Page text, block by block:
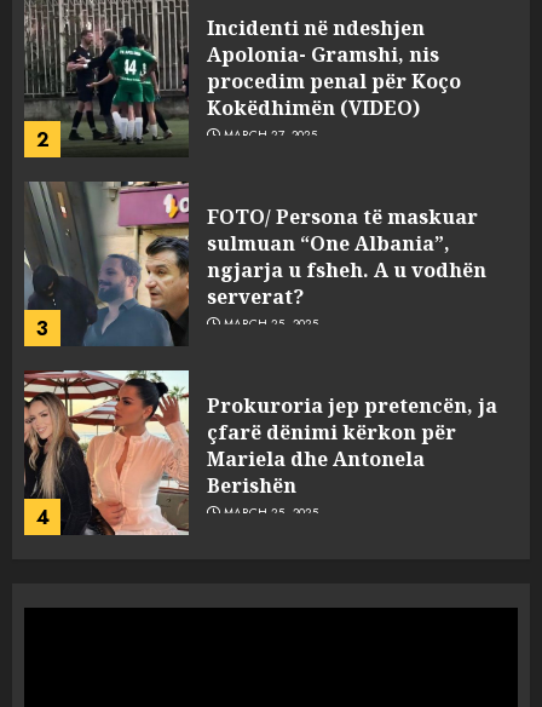
3
FOTO/ Persona të maskuar
sulmuan “One Albania”,
ngjarja u fsheh. A u vodhën
serverat?
MARCH 25, 2025
4
Prokuroria jep pretencën, ja
çfarë dënimi kërkon për
Mariela dhe Antonela
Berishën
MARCH 25, 2025
5
“Ai që drejtonte makinën më
ngjau me Talo Çelën”,
dëshmia e Nuredin Dumanit
flet për PERSONAT që e
plagosën!